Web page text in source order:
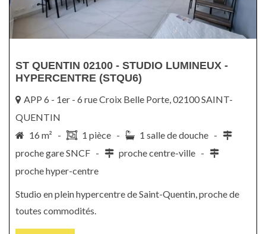
ST QUENTIN 02100 - STUDIO LUMINEUX -
HYPERCENTRE (STQU6)
APP 6 - 1er - 6 rue Croix Belle Porte, 02100 SAINT-
QUENTIN
16 m² -
1 pièce -
1 salle de douche -
proche gare SNCF -
proche centre-ville -
proche hyper-centre
Studio en plein hypercentre de Saint-Quentin, proche de
toutes commodités.